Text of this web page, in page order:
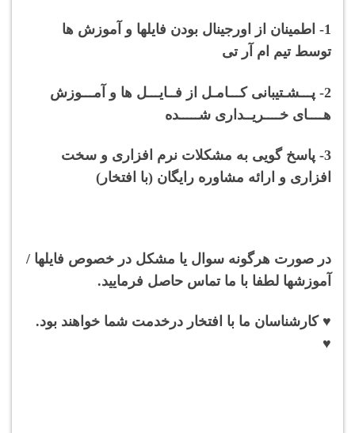
1- اطمینان از اورجینال بودن فایلها و آموزش ها
توسط تیم ام آر تی
2- پـــشـتیبانی کـــامـل از فــایـــل ها و آمـــوزش
هــــای خــــریــداری شـــــده
3- پاسخ گویی به مشکلات نرم افزاری و سخت
افزاری و ارائه مشاوره رایگان (با افتخار)
در صورت هرگونه سوال یا مشکل در خصوص فایلها /
آموزشها لطفا با ما تماس حاصل فرمایید.
♥ کارشناسان ما با افتخار درخدمت شما خواهند بود.
♥